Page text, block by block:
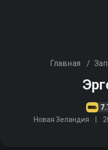
Главная /
Новая Зеландия